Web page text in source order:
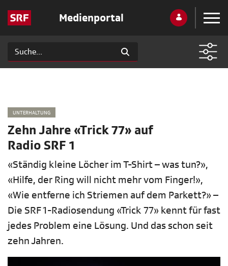
Medienportal
UNTERHALTUNG
Zehn Jahre «Trick 77» auf
Radio SRF 1
«Ständig kleine Löcher im T-Shirt – was tun?»,
«Hilfe, der Ring will nicht mehr vom Finger!»,
«Wie entferne ich Striemen auf dem Parkett?» –
Die SRF 1-Radiosendung «Trick 77» kennt für fast
jedes Problem eine Lösung. Und das schon seit
zehn Jahren.